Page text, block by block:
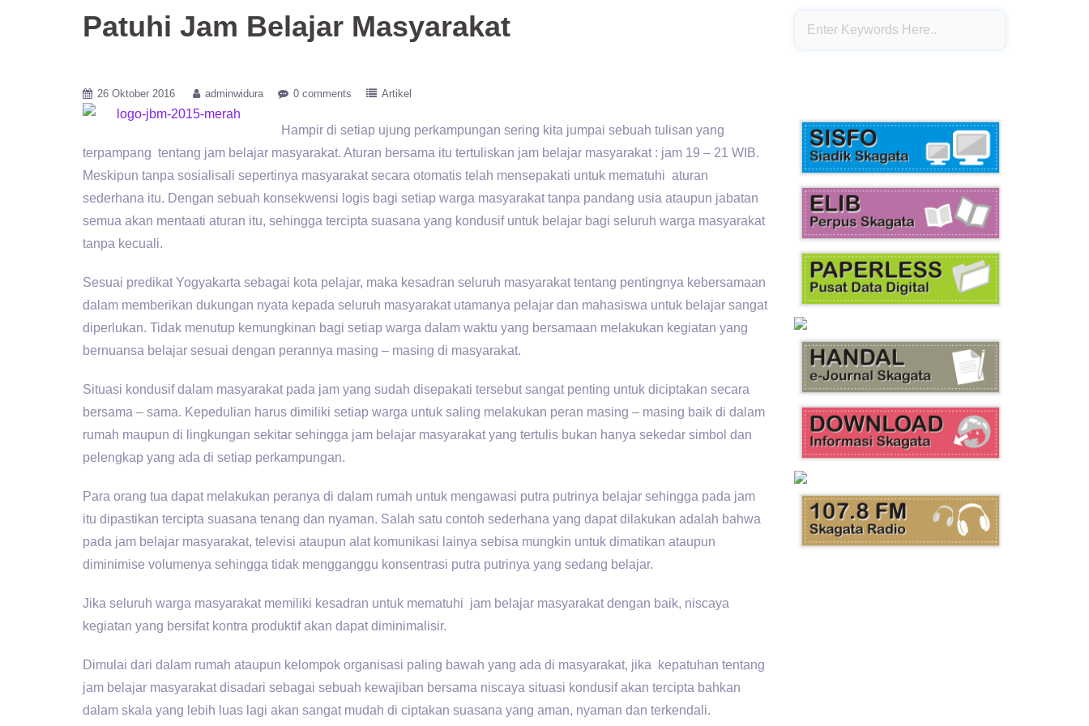
Patuhi Jam Belajar Masyarakat
26 Oktober 2016 adminwidura 0 comments Artikel
Hampir di setiap ujung perkampungan sering kita jumpai sebuah tulisan yang
terpampang tentang jam belajar masyarakat. Aturan bersama itu tertuliskan jam belajar masyarakat : jam 19 – 21 WIB.
Meskipun tanpa sosialisali sepertinya masyarakat secara otomatis telah mensepakati untuk mematuhi aturan
sederhana itu. Dengan sebuah konsekwensi logis bagi setiap warga masyarakat tanpa pandang usia ataupun jabatan
semua akan mentaati aturan itu, sehingga tercipta suasana yang kondusif untuk belajar bagi seluruh warga masyarakat
tanpa kecuali.
Sesuai predikat Yogyakarta sebagai kota pelajar, maka kesadran seluruh masyarakat tentang pentingnya kebersamaan
dalam memberikan dukungan nyata kepada seluruh masyarakat utamanya pelajar dan mahasiswa untuk belajar sangat
diperlukan. Tidak menutup kemungkinan bagi setiap warga dalam waktu yang bersamaan melakukan kegiatan yang
bernuansa belajar sesuai dengan perannya masing – masing di masyarakat.
Situasi kondusif dalam masyarakat pada jam yang sudah disepakati tersebut sangat penting untuk diciptakan secara
bersama – sama. Kepedulian harus dimiliki setiap warga untuk saling melakukan peran masing – masing baik di dalam
rumah maupun di lingkungan sekitar sehingga jam belajar masyarakat yang tertulis bukan hanya sekedar simbol dan
pelengkap yang ada di setiap perkampungan.
Para orang tua dapat melakukan peranya di dalam rumah untuk mengawasi putra putrinya belajar sehingga pada jam
itu dipastikan tercipta suasana tenang dan nyaman. Salah satu contoh sederhana yang dapat dilakukan adalah bahwa
pada jam belajar masyarakat, televisi ataupun alat komunikasi lainya sebisa mungkin untuk dimatikan ataupun
diminimise volumenya sehingga tidak mengganggu konsentrasi putra putrinya yang sedang belajar.
Jika seluruh warga masyarakat memiliki kesadran untuk mematuhi jam belajar masyarakat dengan baik, niscaya
kegiatan yang bersifat kontra produktif akan dapat diminimalisir.
Dimulai dari dalam rumah ataupun kelompok organisasi paling bawah yang ada di masyarakat, jika kepatuhan tentang
jam belajar masyarakat disadari sebagai sebuah kewajiban bersama niscaya situasi kondusif akan tercipta bahkan
dalam skala yang lebih luas lagi akan sangat mudah di ciptakan suasana yang aman, nyaman dan terkendali.